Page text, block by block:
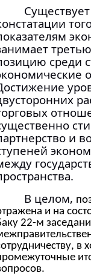
среди
и
В целом,
и на
22-м
в